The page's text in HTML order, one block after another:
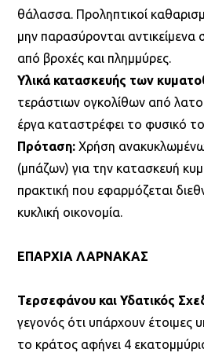
θάλασσα. Προληπτικοί
μην παρασύρονται
από βροχές και πλημμύρες.
Υλικά κατασκευής των
τεράστιων ογκολίθων από
έργα καταστρέφει το φυσικό
Πρόταση: Χρήση
(μπάζων) για την κατασκευή
πρακτική που εφαρμόζεται
κυκλική οικονομία.
ΕΠΑΡΧΙΑ ΛΑΡΝΑΚΑΣ
Τερσεφάνου και Υδατικός
γεγονός ότι υπάρχουν έτοιμες
το κράτος αφήνει 4